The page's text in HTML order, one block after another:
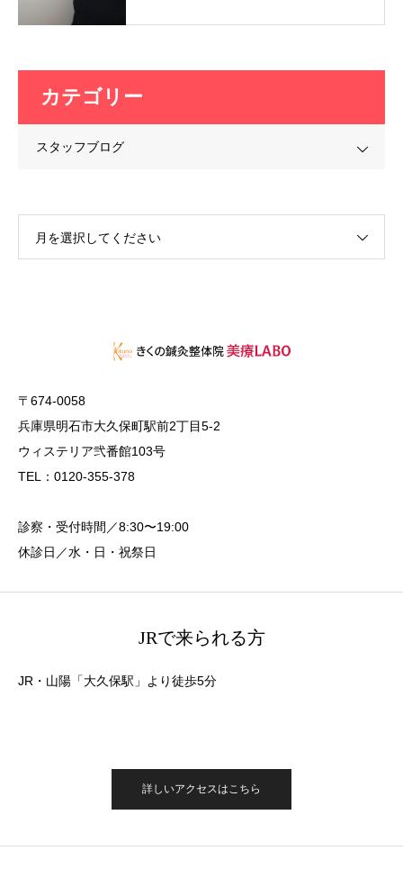
カテゴリー
スタッフブログ
月を選択してください
〒674-0058
兵庫県明石市大久保町駅前2丁目5-2
ウィステリア弐番館103号
TEL：0120-355-378
診察・受付時間／8:30〜19:00
休診日／水・日・祝祭日
JRで来られる方
JR・山陽「大久保駅」より徒歩5分
詳しいアクセスはこちら